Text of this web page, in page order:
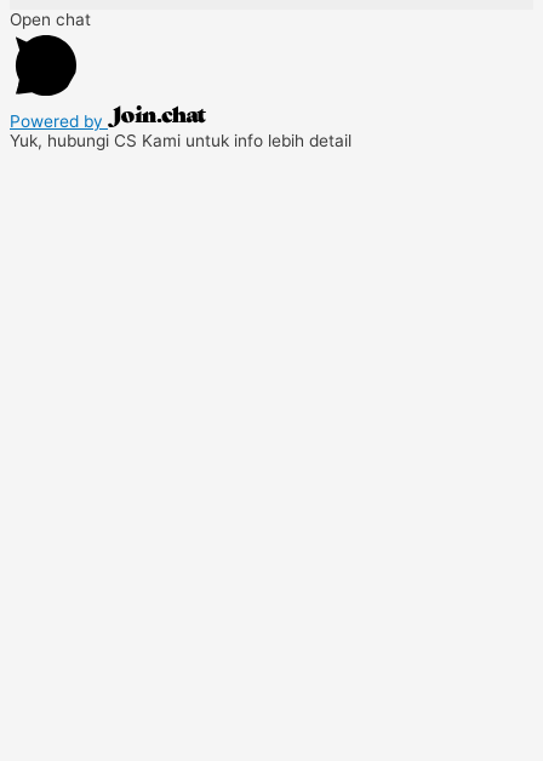
Open chat
Powered by
Yuk, hubungi CS Kami untuk info lebih detail